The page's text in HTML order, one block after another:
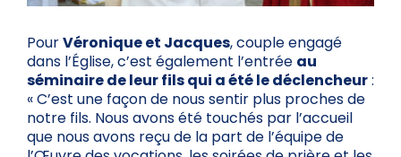
PourVéronique et Jacques, couple engagé
dans l’Église, c’est également l’entrée au
séminaire de leur fils qui a été le déclencheur:
« C’est une façon de nous sentir plus proches de
notre fils. Nous avons été touchés par l’accueil
que nous avons reçu de la part de l’équipe de